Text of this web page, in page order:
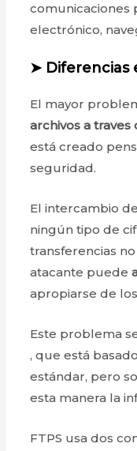
comunicaciones
electrónico,
➤ Diferencias
El mayor
archivos a traves
está creado
seguridad.
El intercambio
ningún tipo de
transferencias
atacante puede
apropiarse de
Este problema
, que está
estándar, pero
esta manera la
FTPS usa dos